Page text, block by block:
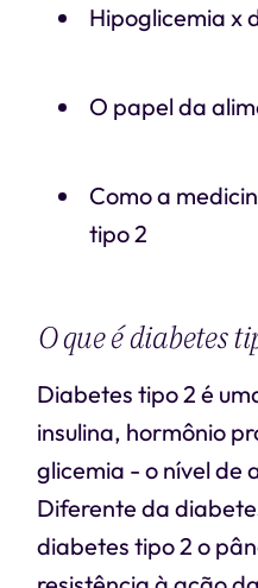
Hipoglicemia x
O papel da
Como a
tipo 2
O que é diabetes
Diabetes tipo 2 é
insulina, hormônio
glicemia - o nível de
Diferente da
diabetes tipo 2 o